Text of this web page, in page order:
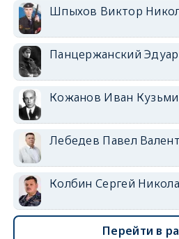
Шпыхов Виктор
Панцержанский
Кожанов Иван
Лебедев Павел
Колбин Сергей
Перейти в